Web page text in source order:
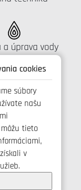
cookies
súbory
našu
tieto
v
a úprava vody